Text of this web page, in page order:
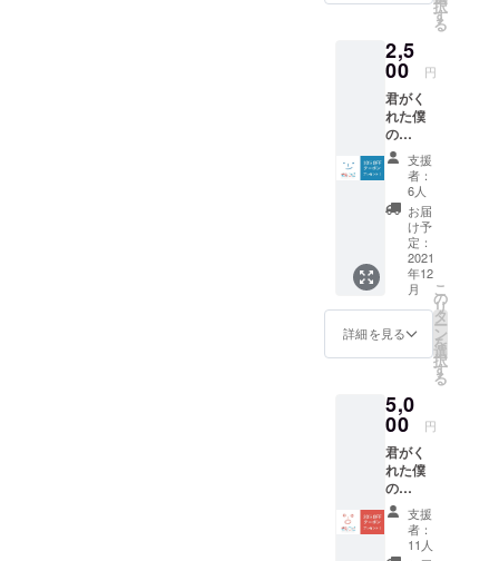
にした
顔写真
を送っ
ていた
だけれ
ば、こ
ちらで
イラス
トを作
成しま
す。
（作成
したイ
ラスト
は、お
手紙と
共に郵
送させ
※メール
でのや
り取り
になり
ます。
※イラス
トを描
き終わ
り次
択
す
る
2,5
00 円
君がく
れた僕
の
キャッ
チコ
ピー(商
品)を
STORE
Sにて購
入時
10%OF
F！ さ
らに、
お礼の
お手紙
＋君コ
アレン
ジした
あなた
の似顔
絵をお
送りし
ます！
【クー
ポンの
支援
者：
6人
お届
け予
定：
2021
年12
月
詳細を見る
こ
の
リ
タ
ー
ン
を
選
択
す
る
5,0
00 円
君がく
れた僕
の
キャッ
チコ
ピー(商
支援
者：
11人